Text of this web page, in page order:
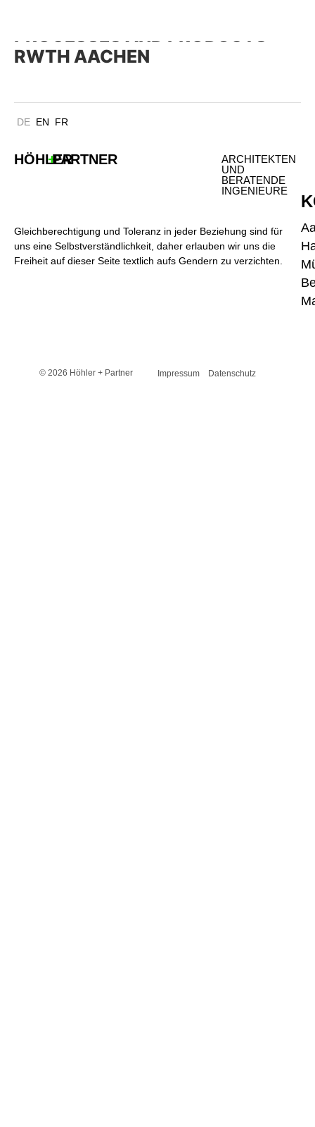
PROCESSES AND PRODUCTS
RWTH AACHEN
DE EN FR
HÖHLER
+PARTNER
ARCHITEKTEN
UND
BERATENDE
INGENIEURE
Gleichberechtigung und Toleranz in jeder Beziehung sind für
uns eine Selbstverständlichkeit, daher erlauben wir uns die
Freiheit auf dieser Seite textlich aufs Gendern zu verzichten.
© 2026 Höhler + Partner Impressum Datenschutz